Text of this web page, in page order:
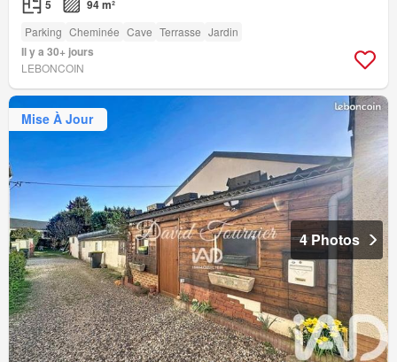
5 94 m²
Parking Cheminée Cave Terrasse Jardin
Il y a 30+ jours
LEBONCOIN
Mise À Jour
4 Photos